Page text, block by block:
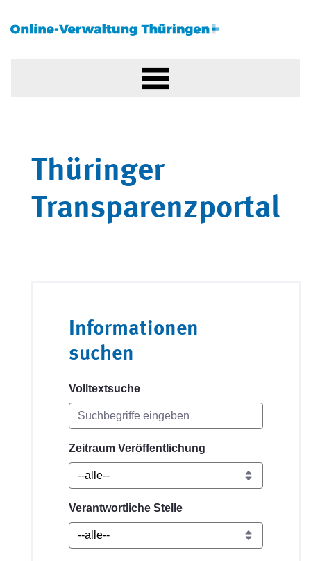
Thüringer
Transparenzportal
Informationen
suchen
Volltextsuche
Zeitraum Veröffentlichung
Verantwortliche Stelle